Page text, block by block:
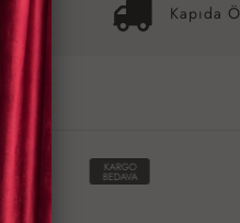
Kapıda
KARGO
BEDAVA